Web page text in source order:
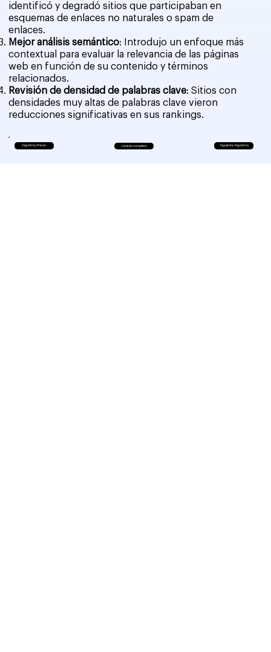
Algoritmo Previo Listado completo Siguiente Algoritmo
identificó y degradó sitios que participaban en
esquemas de enlaces no naturales o spam de
enlaces.
Mejor análisis semántico: Introdujo un enfoque más
contextual para evaluar la relevancia de las páginas
web en función de su contenido y términos
relacionados.
Revisión de densidad de palabras clave: Sitios con
densidades muy altas de palabras clave vieron
reducciones significativas en sus rankings.